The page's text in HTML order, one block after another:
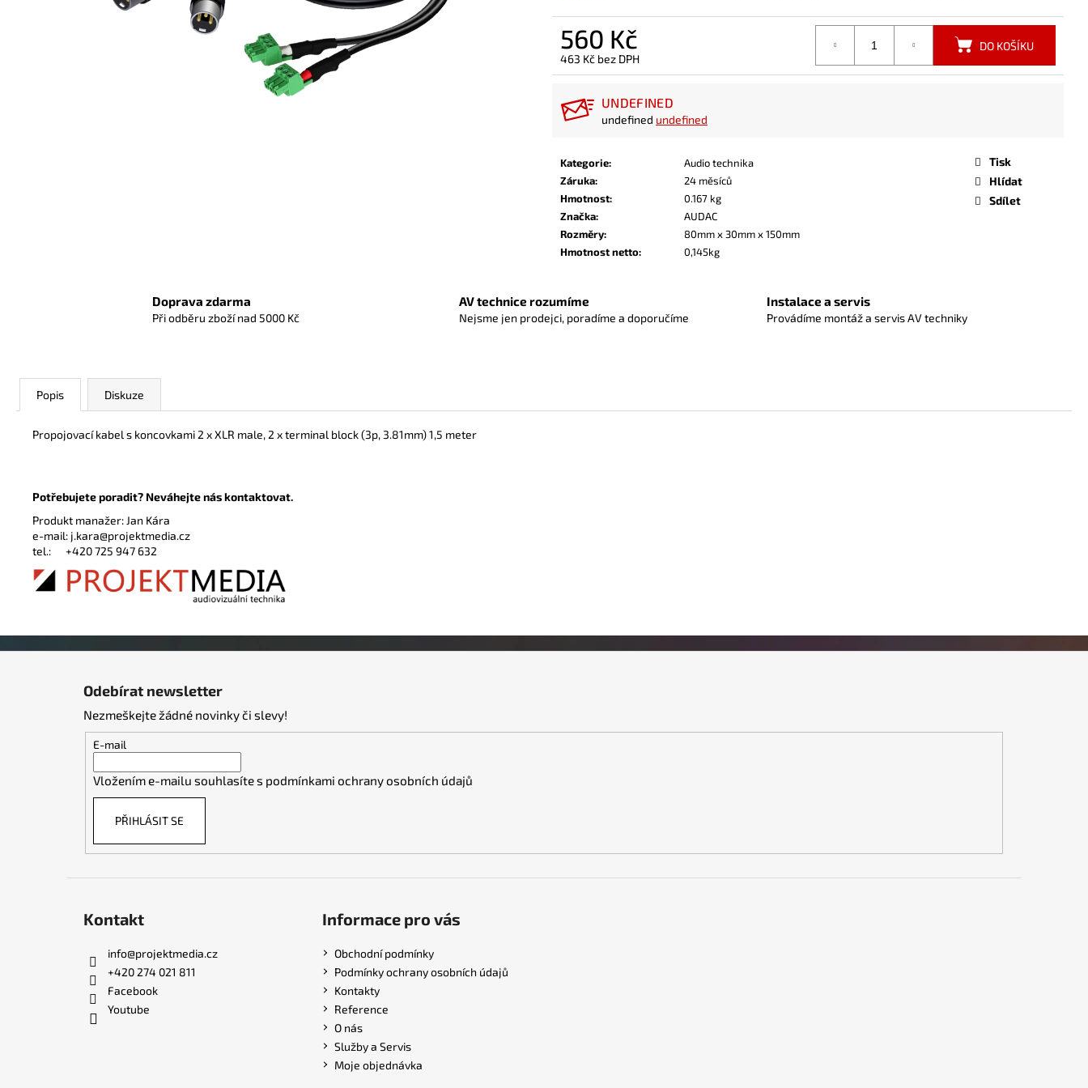
560 Kč
463 Kč bez DPH
Měrná
DO KOŠÍKU
UNDEFINED
undefined undefined
Kategorie:
Audio technika
Záruka:
24 měsíců
Hmotnost:
0.167 kg
Značka:
AUDAC
Rozměry:
80mm x 30mm x 150mm
Hmotnost netto: 0,145kg
Tisk
Hlídat
Sdílet
Doprava zdarma
Při odběru zboží nad 5000 Kč
AV technice rozumíme
Nejsme jen prodejci, poradíme a doporučíme
Instalace a servis
Provádíme montáž a servis AV techniky
Popis Diskuze
Propojovací kabel s koncovkami 2 x XLR male, 2 x terminal block (3p, 3.81mm) 1,5 meter
Potřebujete poradit? Neváhejte nás kontaktovat.
Produkt manažer: Jan Kára
e-mail: j.kara@projektmedia.cz
tel.: +420 725 947 632
Odebírat newsletter
Nezmeškejte žádné novinky či slevy!
E-mail
Vložením e-mailu souhlasíte s podmínkami ochrany osobních údajů
PŘIHLÁSIT SE
Kontakt
info@projektmedia.cz
+420 274 021 811
Facebook
Youtube
Informace pro vás
Obchodní podmínky
Podmínky ochrany osobních údajů
Kontakty
Reference
O nás
Služby a Servis
Moje objednávka